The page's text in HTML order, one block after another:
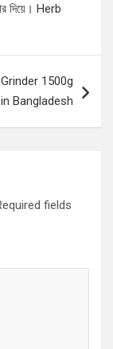
দিয়ে। Herb
Grinder 1500g
Bangladesh
fields